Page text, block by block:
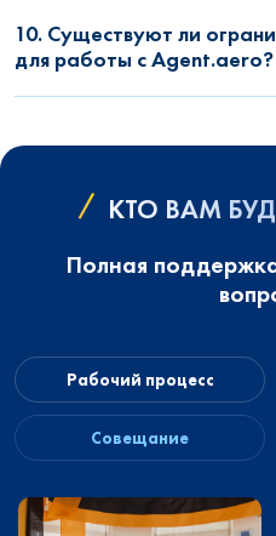
10. Существуют ли
для работы с Agent.aero?
КТО ВАМ
Полная
Рабочий процесс
Совещание